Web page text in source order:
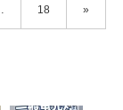
18 »